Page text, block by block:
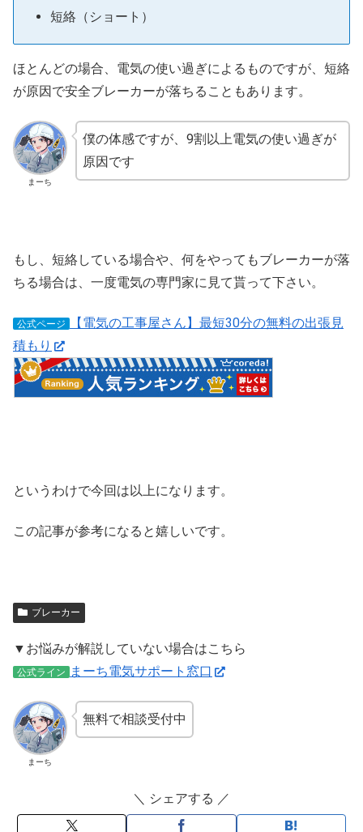
短絡（ショート）
ほとんどの場合、電気の使い過ぎによるものですが、短絡
が原因で安全ブレーカーが落ちることもあります。
まーち
僕の体感ですが、9割以上電気の使い過ぎが
原因です
もし、短絡している場合や、何をやってもブレーカーが落
ちる場合は、一度電気の専門家に見て貰って下さい。
公式ページ
【電気の工事屋さん】最短30分の無料の出張見
積もり
というわけで今回は以上になります。
この記事が参考になると嬉しいです。
ブレーカー
▼お悩みが解説していない場合はこちら
公式ライン まーち電気サポート窓口
まーち
無料で相談受付中
＼ シェアする ／